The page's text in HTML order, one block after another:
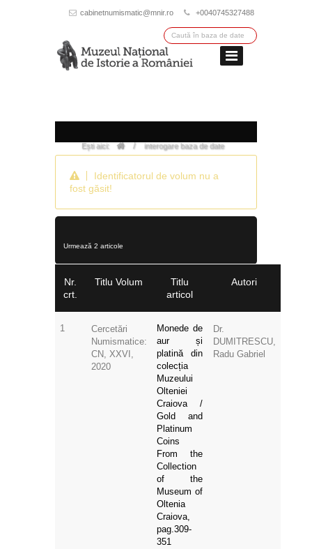
cabinetnumismatic@mnir.ro +0040745327488
Ești aici: / interogare baza de date
Identificatorul de volum nu a
fost găsit!
Urmează 2 articole
Nr.
crt.
Titlu Volum
Titlu
articol
Autori
1
Cercetări
Numismatice:
CN, XXVI,
2020
Monede de
aur și
platină din
colecția
Muzeului
Olteniei
Craiova /
Gold and
Platinum
Coins
From the
Collection
of the
Museum of
Oltenia
Craiova,
pag.309-
351
Dr.
DUMITRESCU,
Radu Gabriel